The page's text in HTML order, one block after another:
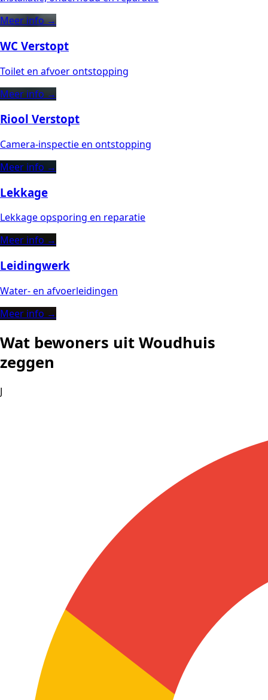
Meer info →
WC Verstopt
Toilet en afvoer ontstopping
Meer info →
Riool Verstopt
Camera-inspectie en ontstopping
Meer info →
Lekkage
Lekkage opsporing en reparatie
Meer info →
Leidingwerk
Water- en afvoerleidingen
Meer info →
Wat bewoners uit Woudhuis
zeggen
J